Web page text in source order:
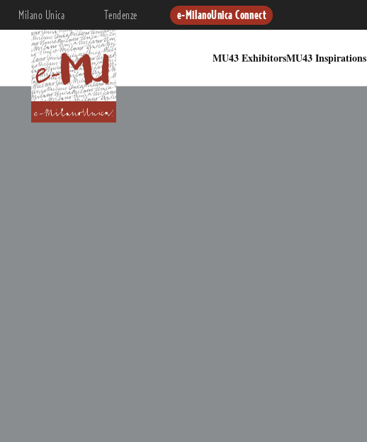
Milano Unica Tendenze e-MilanoUnica Connect
MU43 ExhibitorsMU43 Inspirations